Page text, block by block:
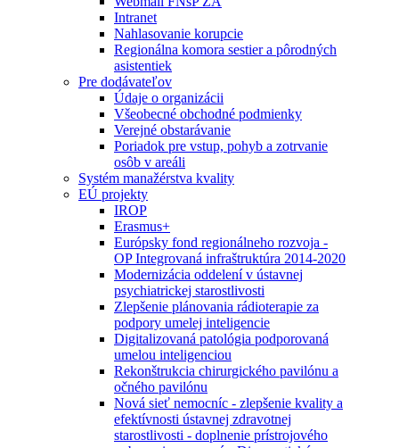
Intranet
Nahlasovanie korupcie
Regionálna komora sestier a pôrodných
asistentiek
Pre dodávateľov
Údaje o organizácii
Všeobecné obchodné podmienky
Verejné obstarávanie
Poriadok pre vstup, pohyb a zotrvanie
osôb v areáli
Systém manažérstva kvality
EÚ projekty
IROP
Erasmus+
Európsky fond regionálneho rozvoja -
OP Integrovaná infraštruktúra 2014-2020
Modernizácia oddelení v ústavnej
psychiatrickej starostlivosti
Zlepšenie plánovania rádioterapie za
podpory umelej inteligencie
Digitalizovaná patológia podporovaná
umelou inteligenciou
Rekonštrukcia chirurgického pavilónu a
očného pavilónu
Nová sieť nemocníc - zlepšenie kvality a
efektívnosti ústavnej zdravotnej
starostlivosti - doplnenie prístrojového